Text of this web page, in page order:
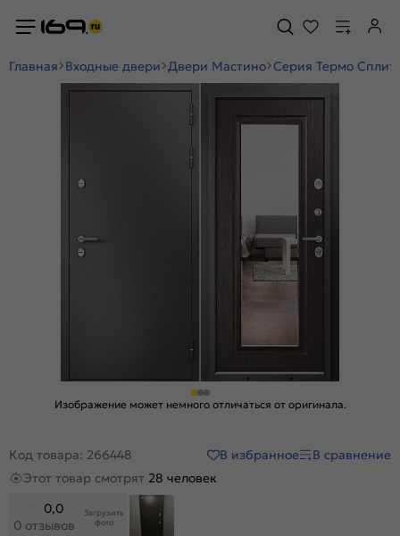
Главная Входные двери Двери Мастино Серия Термо Сплит
Изображение может немного отличаться от оригинала.
Код товара: 266448 В избранное
В сравнение
Этот товар смотрят 28 человек
0,0
0 отзывов
Загрузить
фото